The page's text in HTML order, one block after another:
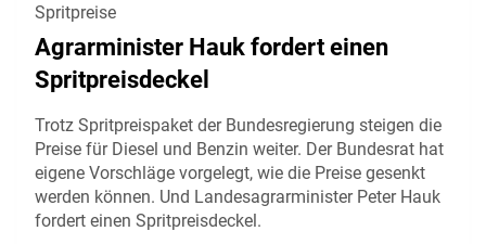
Spritpreise
Agrarminister Hauk fordert einen
Spritpreisdeckel
Trotz Spritpreispaket der Bundesregierung steigen die
Preise für Diesel und Benzin weiter. Der Bundesrat hat
eigene Vorschläge vorgelegt, wie die Preise gesenkt
werden können. Und Landesagrarminister Peter Hauk
fordert einen Spritpreisdeckel.